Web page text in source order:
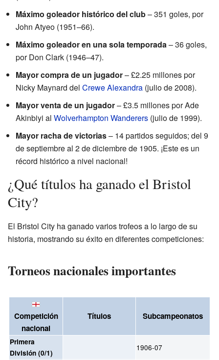
Máximo goleador histórico del club– 351 goles, por
John Atyeo (1951–66).
Máximo goleador en una sola temporada– 36 goles,
por Don Clark (1946–47).
Mayor compra de un jugador– £2.25 millones por
Nicky Maynard del Crewe Alexandra (julio de 2008).
Mayor venta de un jugador– £3.5 millones por Ade
Akinbiyi al Wolverhampton Wanderers (julio de 1999).
Mayor racha de victorias– 14 partidos seguidos; del 9
de septiembre al 2 de diciembre de 1905. ¡Este es un
récord histórico a nivel nacional!
¿Qué títulos ha ganado el Bristol
City?
El Bristol City ha ganado varios trofeos a lo largo de su
historia, mostrando su éxito en diferentes competiciones:
Torneos nacionales importantes
Competición
nacional
Títulos Subcampeonatos
Primera
División (0/1)
1906-07